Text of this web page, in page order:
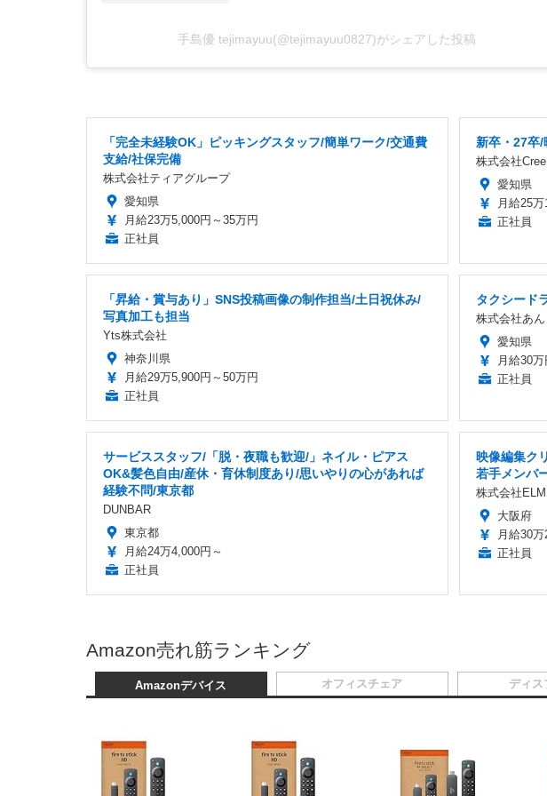
手島優 tejimayuu(@tejimayuu0827)がシェアした投稿
「完全未経験OK」ピッキングスタッフ/簡単ワーク/交通費
支給/社保完備
株式会社ティアグループ
愛知県
月給23万5,000円～35万円
正社員
新卒・27卒/
株式会社
愛知県
月給25
正社員
「昇給・賞与あり」SNS投稿画像の制作担当/土日祝休み/
写真加工も担当
Yts株式会社
神奈川県
月給29万5,900円～50万円
正社員
タクシード
株式会社あ
愛知県
月給30
正社員
サービススタッフ/「脱・夜職も歓迎/」ネイル・ピアス
OK&髪色自由/産休・育休制度あり/思いやりの心があれば
経験不問/東京都
DUNBAR
東京都
月給24万4,000円～
正社員
映像編集ク
若手メンバ
株式会社ELM
大阪府
月給30
正社員
Amazon売れ筋ランキング
Amazonデバイス オフィスチェア ディス